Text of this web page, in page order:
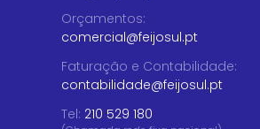
Orçamentos:
comercial@feijosul.pt
Faturação e Contabilidade:
contabilidade@feijosul.pt
Tel: 210 529 180